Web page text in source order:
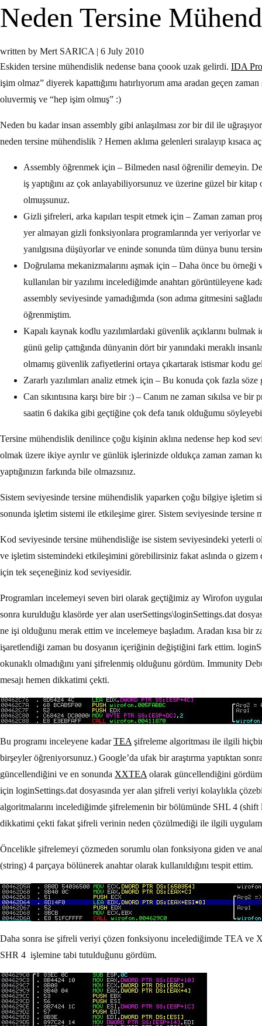
Neden Tersine
written by Mert SARICA | 6 July 2010
Eskiden tersine mühendislik nedense bana çoook uzak gelirdi. IDA Pro
işim olmaz” diyerek kapattığımı hatırlıyorum ama aradan geçen
oluvermiş ve “hep işim olmuş” :)
Neden bu kadar insan assembly gibi anlaşılması zor bir dil ile
neden tersine mühendislik ? Hemen aklıma gelenleri sıralayıp kısaca
Assembly öğrenmek için – Bilmeden nasıl öğrenilir demeyin.
iş yaptığını az çok anlayabiliyorsunuz ve üzerine güzel bir
olmuşsunuz.
Gizli şifreleri, arka kapıları tespit etmek için – Zaman zaman
yer almayan gizli fonksiyonlara programlarında yer veriyorlar
yanılgısına düşüyorlar ve eninde sonunda tüm dünya bunu
Doğrulama mekanizmalarını aşmak için – Daha önce bu örneği
kullanılan bir yazılımı incelediğimde anahtarı görüntüleyene
assembly seviyesinde yamadığımda (son adıma gitmesini
öğrenmiştim.
Kapalı kaynak kodlu yazılımlardaki güvenlik açıklarını
günü gelip çattığında dünyanin dört bir yanındaki meraklı
olmamış güvenlik zafiyetlerini ortaya çıkartarak istismar kodu
Zararlı yazılımları analiz etmek için – Bu konuda çok fazla
Can sıkıntısına karşı bire bir :) – Canım ne zaman sıkılsa ve
saatin 6 dakika gibi geçtiğine çok defa tanık olduğumu
Tersine mühendislik denilince çoğu kişinin aklına nedense hep kod
olmak üzere ikiye ayrılır ve günlük işlerinizde oldukça zaman zaman
yaptığınızın farkında bile olmazsınız.
Sistem seviyesinde tersine mühendislik yaparken çoğu bilgiye işletim
sonunda işletim sistemi ile etkileşime girer. Sistem seviyesinde
Kod seviyesinde tersine mühendisliğe ise sistem seviyesindeki yeterli
ve işletim sistemindeki etkileşimini görebilirsiniz fakat aslında o
için tek seçeneğiniz kod seviyesidir.
Programları incelemeyi seven biri olarak geçtiğimiz ay Wirofon
sonra kurulduğu klasörde yer alan userSettings\loginSettings.dat
ne işi olduğunu merak ettim ve incelemeye başladım. Aradan kısa bir
işaretlendiği zaman bu dosyanın içeriğinin değiştiğini fark ettim.
okunaklı olmadığını yani şifrelenmiş olduğunu gördüm. Immunity
mesajı hemen dikkatimi çekti.
Bu programı inceleyene kadarTEA şifreleme algoritması ile ilgili
birşeyler öğreniyorsunuz.) Google’da ufak bir araştırma yaptıktan
güncellendiğini ve en sonunda XXTEA olarak güncellendiğini
için loginSettings.dat dosyasında yer alan şifreli veriyi kolaylıkla
algoritmalarını incelediğimde şifrelemenin bir bölümünde SHL 4
dikkatimi çekti fakat şifreli verinin neden çözülmediği ile ilgili
Öncelikle şifrelemeyi çözmeden sorumlu olan fonksiyona giden ve
(string) 4 parçaya bölünerek anahtar olarak kullanıldığını tespit ettim.
Daha sonra ise şifreli veriyi çözen fonksiyonu incelediğimde TEA ve
SHR 4 işlemine tabi tutulduğunu gördüm.